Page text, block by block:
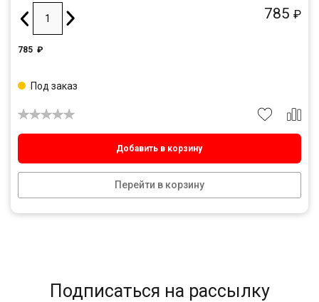
785 ₽
785 ₽
Добавить в корзину
Перейти в корзину
Под заказ
Подписаться на рассылку